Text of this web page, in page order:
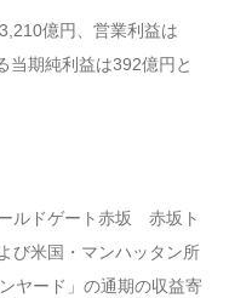
億円、営業利益は
当期純利益は392億円と
ルドゲート赤坂 赤坂ト
び米国・マンハッタン所
ヤード」の通期の収益寄